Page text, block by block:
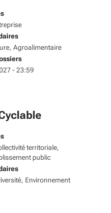
Agroalimentaire
- 23:59
territoriale
public
Environnement